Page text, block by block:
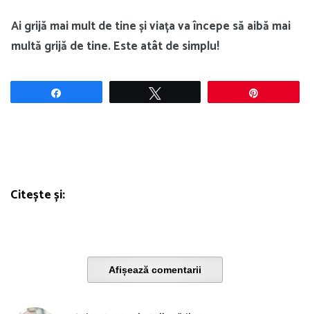
Ai grijă mai mult de tine și viața va începe să aibă mai
multă grijă de tine. Este atât de simplu!
Citește și:
Afișează comentarii